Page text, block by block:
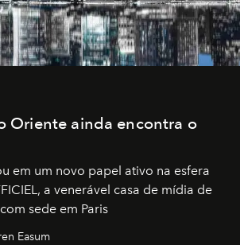
Oriente ainda encontra o
em um novo papel ativo na esfera
a venerável casa de mídia de
sede em Paris
Easum